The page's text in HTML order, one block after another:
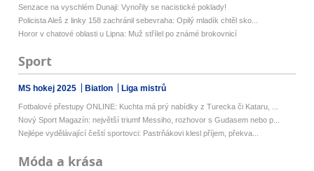
Senzace na vyschlém Dunaji: Vynořily se nacistické poklady!
Policista Aleš z linky 158 zachránil sebevraha: Opilý mladík chtěl sko...
Horor v chatové oblasti u Lipna: Muž střílel po známé brokovnicí
Sport
MS hokej 2025 Biatlon Liga mistrů
Fotbalové přestupy ONLINE: Kuchta má prý nabídky z Turecka či Kataru, ...
Nový Sport Magazín: největší triumf Messiho, rozhovor s Gudasem nebo p...
Nejlépe vydělávající čeští sportovci: Pastrňákovi klesl příjem, překva...
Móda a krása